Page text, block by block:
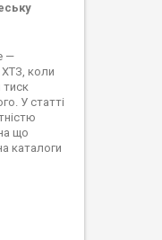
—
ХТЗ, коли
тиск
У статті
що
каталоги